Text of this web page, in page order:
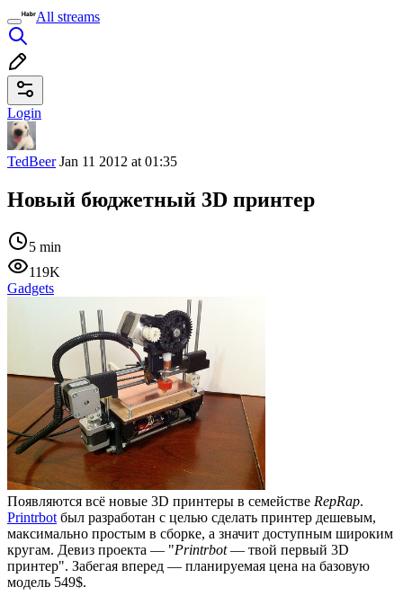
All streams
Login
TedBeerJan 11 2012 at 01:35
Новый бюджетный 3D принтер
5 min
119K
Gadgets
Появляются всё новые 3D принтеры в семействе RepRap.
Printrbot был разработан с целью сделать принтер дешевым,
максимально простым в сборке, а значит доступным широким
кругам. Девиз проекта — "Printrbot— твой первый 3D
принтер". Забегая вперед — планируемая цена на базовую
модель 549$.